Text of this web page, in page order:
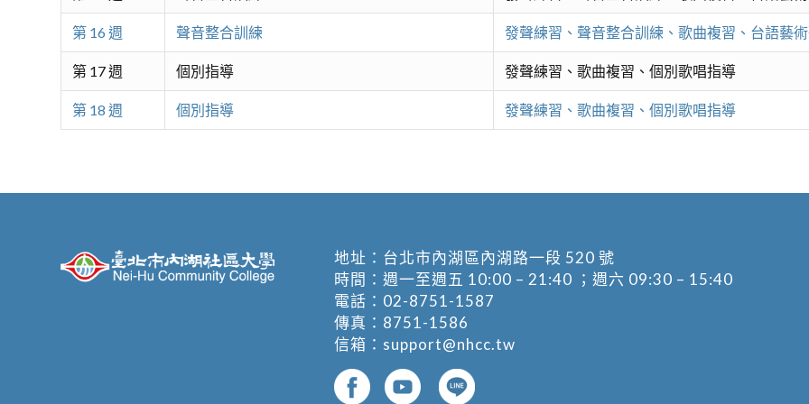
第 16 週 聲音整合訓練 發聲練習、聲音整合訓練、歌曲複習、台語藝
第 17 週 個別指導 發聲練習、歌曲複習、個別歌唱指導
第 18 週 個別指導 發聲練習、歌曲複習、個別歌唱指導
地址： 台北市內湖區內湖路一段 520 號
時間：週一至週五 10:00 – 21:40 ；週六 09:30 – 15:40
電話： 02-8751-1587
傳真：8751-1586
信箱： support@nhcc.tw